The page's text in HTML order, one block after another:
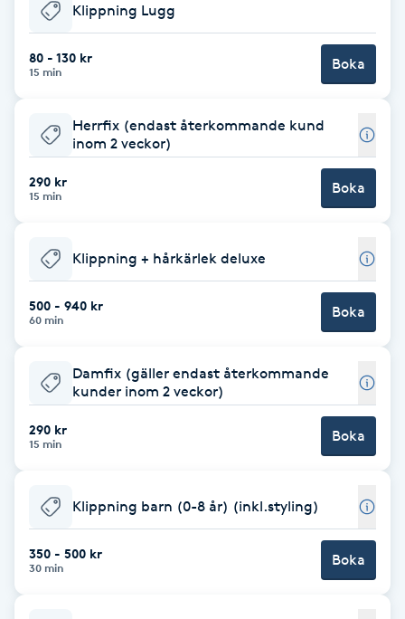
Brynplockning
Bröllopsuppsättning
C
Celluliter
Coachning
Damklippning
Diamantslipning
Extensions
Klippning Lugg
80 - 130 kr
15 min Boka
Herrfix (endast återkommande kund
inom 2 veckor)
290 kr
15 min Boka
Klippning + hårkärlek deluxe
500 - 940 kr
60 min Boka
Damfix (gäller endast återkommande
kunder inom 2 veckor)
290 kr
15 min Boka
Klippning barn (0-8 år) (inkl.styling)
350 - 500 kr
30 min Boka